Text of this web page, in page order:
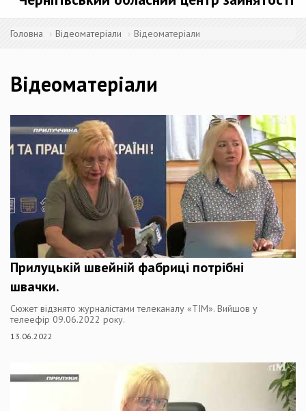
Головна Відеоматеріали Відеоматеріали
Відеоматеріали
Прилуцькій швейній фабриці потрібні
швачки.
Сюжет відзнято журналістами телеканалу «ТІМ». Вийшов у
телеефір 09.06.2022 року.
13.06.2022